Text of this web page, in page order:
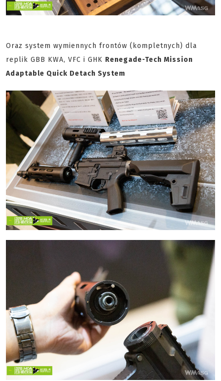
Oraz system wymiennych frontów (kompletnych) dla
replik GBB KWA, VFC i GHK Renegade-Tech Mission
Adaptable Quick Detach System